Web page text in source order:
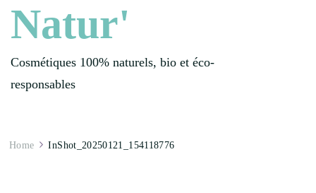
Natur'
Cosmétiques 100% naturels, bio et éco-
responsables
Home InShot_20250121_154118776